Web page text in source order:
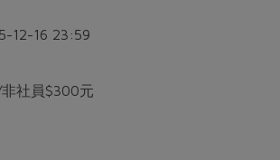
12-16 23:59
社員$300元